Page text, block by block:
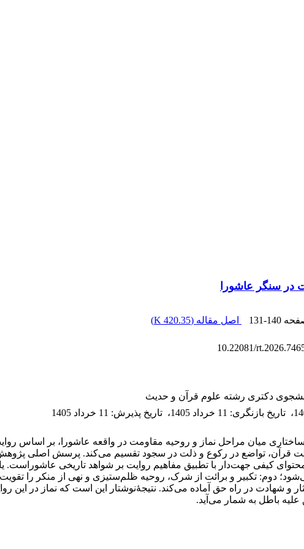
در سنگر عاشورا
131-140 اصل مقاله (420.35 K
)
10.22081/
دکتری رشته علوم قرآن و حدیث
، تاریخ بازنگری: 11 خرداد 1405 ، تاریخ پذیرش: 11 خرداد 1405
ساختاری میان مراحل نماز و روحیه مقاومت در واقعه عاشورا، بر اساس
قرآن، تواضع در رکوع و ذلت در سجود تقسیم می‌کند. پرسش اصلی
کیفی جهت‌دار با تطبیق مفاهیم روایت بر شواهد تاریخی عاشوراست.
دوم: تکبیر و برائت از شرک، روحیه ظلم‌ستیزی و نهی از منکر را
و شهادت در راه حق آماده می‌کند. نتیجۀ‌نوشتار این است که نماز در
علیه باطل به شمار می‌آید.